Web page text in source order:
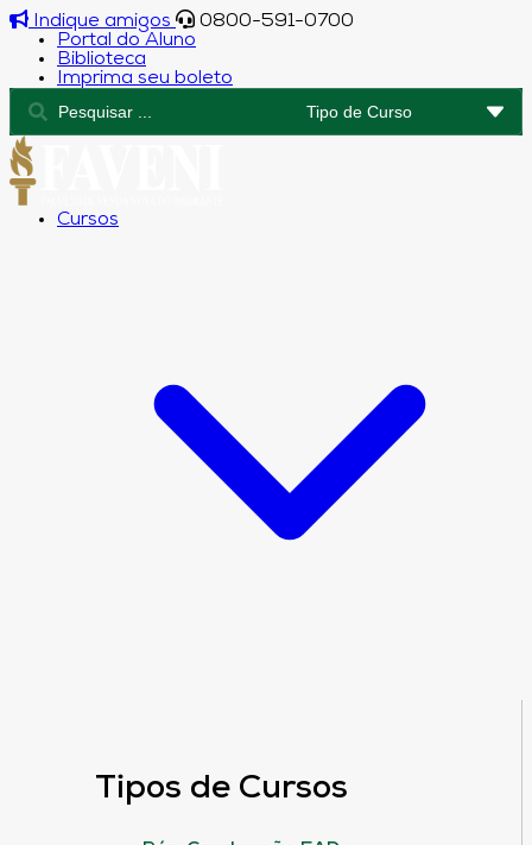
Indique amigos
0800-591-0700
Portal do Aluno
Biblioteca
Imprima seu boleto
Cursos
Tipos de Cursos